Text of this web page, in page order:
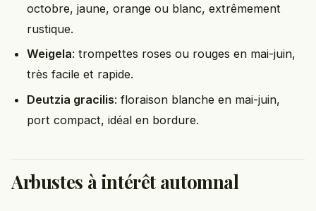
octobre, jaune, orange ou blanc, extrêmement
rustique.
Weigela: trompettes roses ou rouges en mai-juin,
très facile et rapide.
Deutzia gracilis: floraison blanche en mai-juin,
port compact, idéal en bordure.
Arbustes à intérêt automnal